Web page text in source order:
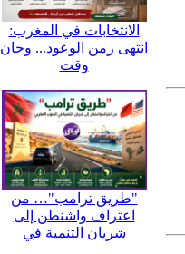
الانتخابات في المغرب:
انتهى زمن الوعود... وحان
وقت
"طريق ترامب"… من
اعتراف واشنطن إلى
شريان التنمية في